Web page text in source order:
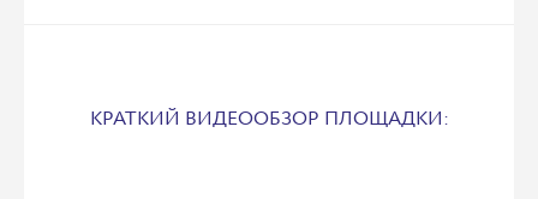
КРАТКИЙ ВИДЕООБЗОР ПЛОЩАДКИ: